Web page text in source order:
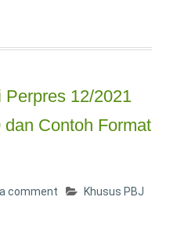
12/2021
Contoh Format
comment
Khusus PBJ